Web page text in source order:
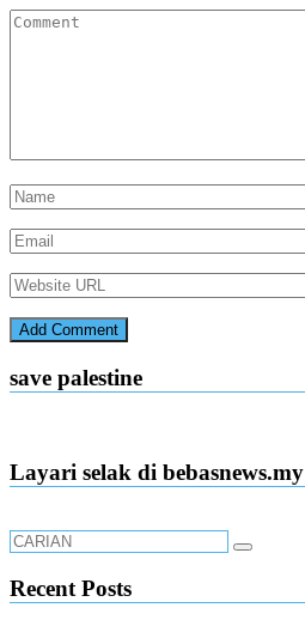
save palestine
Layari selak di bebasnews.my
Recent Posts